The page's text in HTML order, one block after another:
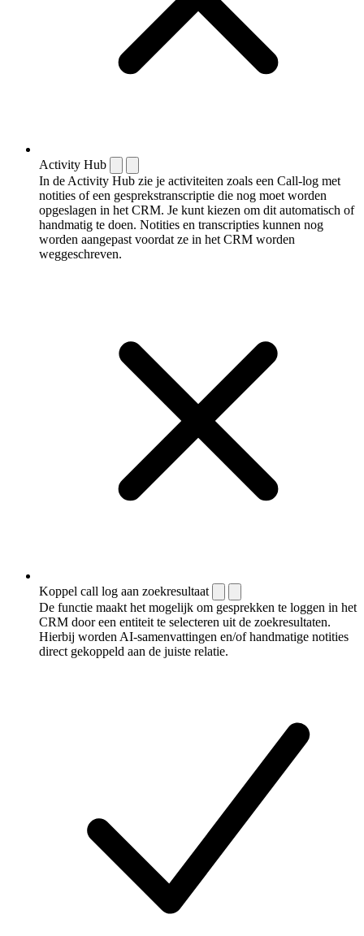
Activity Hub
In de Activity Hub zie je activiteiten zoals een Call-log met
notities of een gespreks­transcriptie die nog moet worden
opgeslagen in het CRM. Je kunt kiezen om dit automatisch of
handmatig te doen. Notities en transcripties kunnen nog
worden aangepast voordat ze in het CRM worden
weggeschreven.
Koppel call log aan zoekresultaat
De functie maakt het mogelijk om gesprekken te loggen in het
CRM door een entiteit te selecteren uit de zoekresultaten.
Hierbij worden AI-samenvattingen en/of handmatige notities
direct gekoppeld aan de juiste relatie.